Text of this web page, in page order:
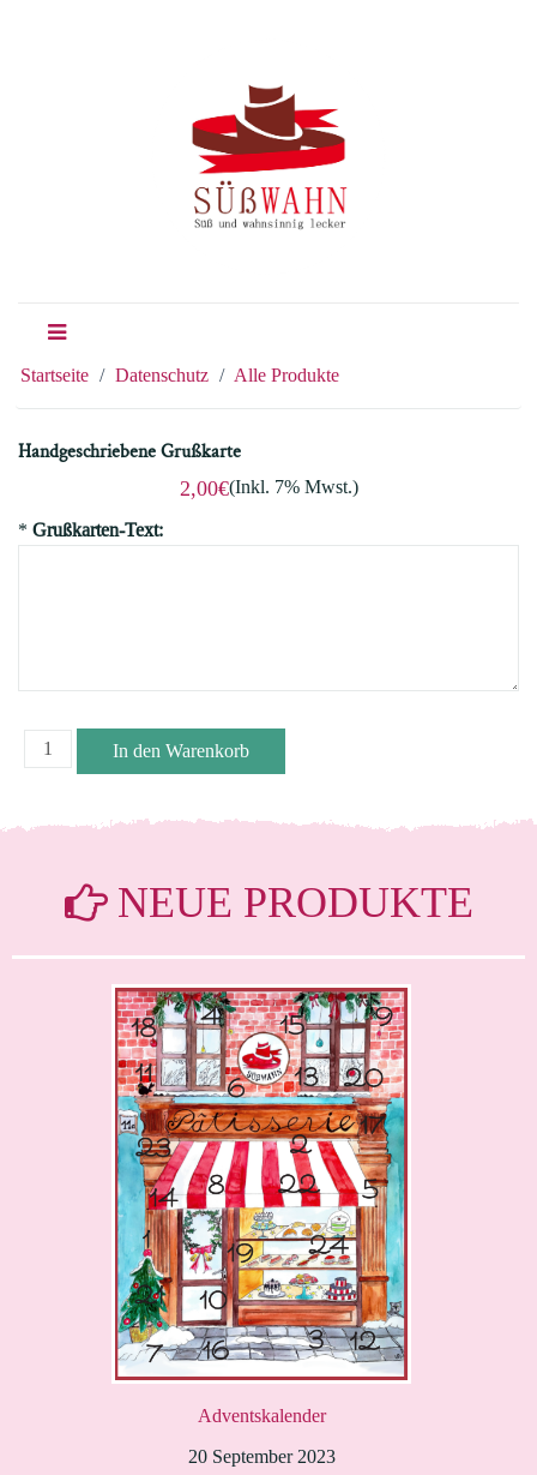
Startseite Datenschutz Alle Produkte
Handgeschriebene Grußkarte
2,00€(Inkl. 7% Mwst.)
* Grußkarten-Text:
NEUE PRODUKTE
Adventskalender
20 September 2023